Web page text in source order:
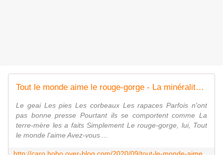
Tout le monde aime le rouge-gorge - La minéralité expliquée aux cailloux
Le geai Les pies Les corbeaux Les rapaces Parfois n'ont
pas bonne presse Pourtant ils se comportent comme La
terre-mère les a faits Simplement Le rouge-gorge, lui, Tout
le monde l'aime Avez-vous ...